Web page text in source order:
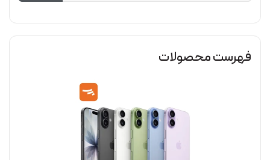
فهرست محصولات